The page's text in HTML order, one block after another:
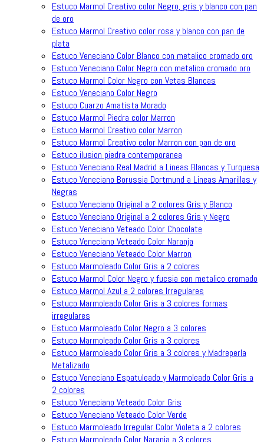
Estuco Marmol Creativo color Negro, gris y blanco con pan
de oro
Estuco Marmol Creativo color rosa y blanco con pan de
plata
Estuco Veneciano Color Blanco con metalico cromado oro
Estuco Veneciano Color Negro con metalico cromado oro
Estuco Marmol Color Negro con Vetas Blancas
Estuco Veneciano Color Negro
Estuco Cuarzo Amatista Morado
Estuco Marmol Piedra color Marron
Estuco Marmol Creativo color Marron
Estuco Marmol Creativo color Marron con pan de oro
Estuco ilusion piedra contemporanea
Estuco Veneciano Real Madrid a Lineas Blancas y Turquesa
Estuco Veneciano Borussia Dortmund a Lineas Amarillas y
Negras
Estuco Veneciano Original a 2 colores Gris y Blanco
Estuco Veneciano Original a 2 colores Gris y Negro
Estuco Veneciano Veteado Color Chocolate
Estuco Veneciano Veteado Color Naranja
Estuco Veneciano Veteado Color Marron
Estuco Marmoleado Color Gris a 2 colores
Estuco Marmol Color Negro y fucsia con metalico cromado
Estuco Marmol Azul a 2 colores Irregulares
Estuco Marmoleado Color Gris a 3 colores formas
irregulares
Estuco Marmoleado Color Negro a 3 colores
Estuco Marmoleado Color Gris a 3 colores
Estuco Marmoleado Color Gris a 3 colores y Madreperla
Metalizado
Estuco Veneciano Espatuleado y Marmoleado Color Gris a
2 colores
Estuco Veneciano Veteado Color Gris
Estuco Veneciano Veteado Color Verde
Estuco Marmoleado Irregular Color Violeta a 2 colores
Estuco Marmoleado Color Naranja a 3 colores